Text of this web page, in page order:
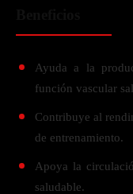
Ayuda a la
función vascular
Contribuye al
de entrenamiento.
Apoya la
saludable.